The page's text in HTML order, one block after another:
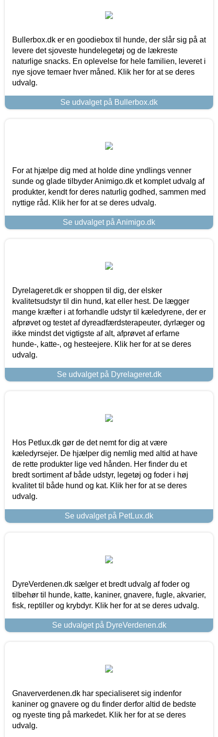
Bullerbox.dk er en goodiebox til hunde, der slår sig på at
levere det sjoveste hundelegetøj og de lækreste
naturlige snacks. En oplevelse for hele familien, leveret i
nye sjove temaer hver måned. Klik her for at se deres
udvalg.
Se udvalget på Bullerbox.dk
For at hjælpe dig med at holde dine yndlings venner
sunde og glade tilbyder Animigo.dk et komplet udvalg af
produkter, kendt for deres naturlig godhed, sammen med
nyttige råd. Klik her for at se deres udvalg.
Se udvalget på Animigo.dk
Dyrelageret.dk er shoppen til dig, der elsker
kvalitetsudstyr til din hund, kat eller hest. De lægger
mange kræfter i at forhandle udstyr til kæledyrene, der er
afprøvet og testet af dyreadfærdsterapeuter, dyrlæger og
ikke mindst det vigtigste af alt, afprøvet af erfarne
hunde-, katte-, og hesteejere. Klik her for at se deres
udvalg.
Se udvalget på Dyrelageret.dk
Hos Petlux.dk gør de det nemt for dig at være
kæledyrsejer. De hjælper dig nemlig med altid at have
de rette produkter lige ved hånden. Her finder du et
bredt sortiment af både udstyr, legetøj og foder i høj
kvalitet til både hund og kat. Klik her for at se deres
udvalg.
Se udvalget på PetLux.dk
DyreVerdenen.dk sælger et bredt udvalg af foder og
tilbehør til hunde, katte, kaniner, gnavere, fugle, akvarier,
fisk, reptiller og krybdyr. Klik her for at se deres udvalg.
Se udvalget på DyreVerdenen.dk
Gnaververdenen.dk har specialiseret sig indenfor
kaniner og gnavere og du finder derfor altid de bedste
og nyeste ting på markedet. Klik her for at se deres
udvalg.